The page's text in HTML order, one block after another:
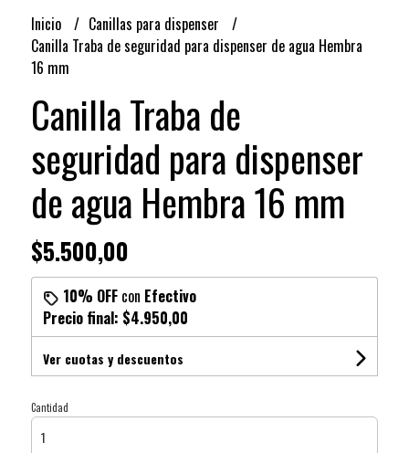
Inicio
Canillas para dispenser
Canilla Traba de seguridad para dispenser de agua Hembra
16 mm
Canilla Traba de
seguridad para dispenser
de agua Hembra 16 mm
$5.500,00
10% OFFcon Efectivo
Precio final: $4.950,00
Ver cuotas y descuentos
Cantidad